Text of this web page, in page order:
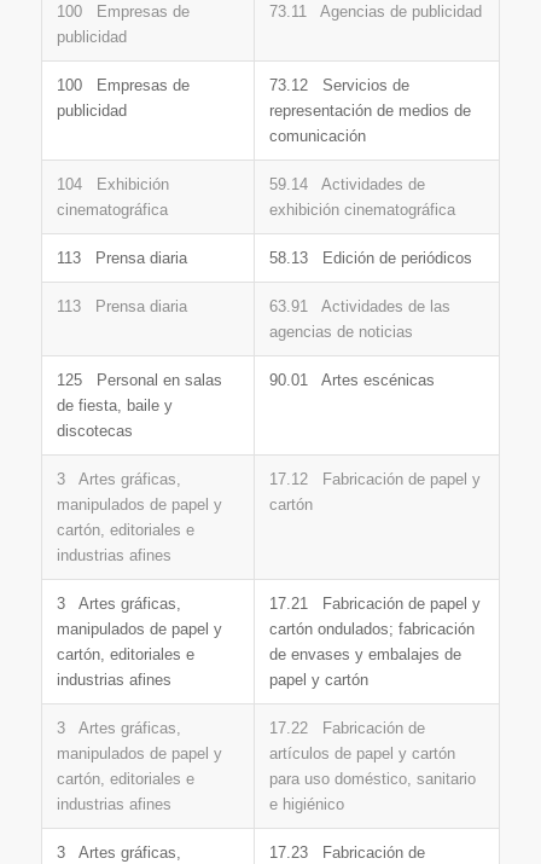
100 Empresas de
publicidad
73.11 Agencias de publicidad
100 Empresas de
publicidad
73.12 Servicios de
representación de medios de
comunicación
104 Exhibición
cinematográfica
59.14 Actividades de
exhibición cinematográfica
113 Prensa diaria 58.13 Edición de periódicos
113 Prensa diaria
63.91 Actividades de las
agencias de noticias
125 Personal en salas
de fiesta, baile y
discotecas
90.01 Artes escénicas
3 Artes gráficas,
manipulados de papel y
cartón, editoriales e
industrias afines
17.12 Fabricación de papel y
cartón
3 Artes gráficas,
manipulados de papel y
cartón, editoriales e
industrias afines
17.21 Fabricación de papel y
cartón ondulados; fabricación
de envases y embalajes de
papel y cartón
3 Artes gráficas,
manipulados de papel y
cartón, editoriales e
industrias afines
17.22 Fabricación de
artículos de papel y cartón
para uso doméstico, sanitario
e higiénico
3 Artes gráficas,
17.23 Fabricación de